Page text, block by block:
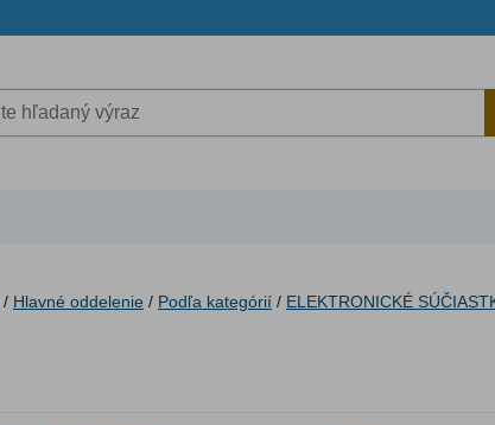
/ Hlavné oddelenie / Podľa kategórií / ELEKTRONICKÉ